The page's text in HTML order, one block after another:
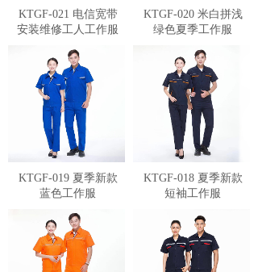
KTGF-021 电信宽带
安装维修工人工作服
KTGF-020 米白拼浅
绿色夏季工作服
KTGF-019 夏季新款
蓝色工作服
KTGF-018 夏季新款
短袖工作服